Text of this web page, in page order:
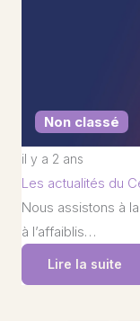
Non classé
il y a 2 ans
Les actualités du
Nous assistons à
à l’affaiblis…
Lire la suite